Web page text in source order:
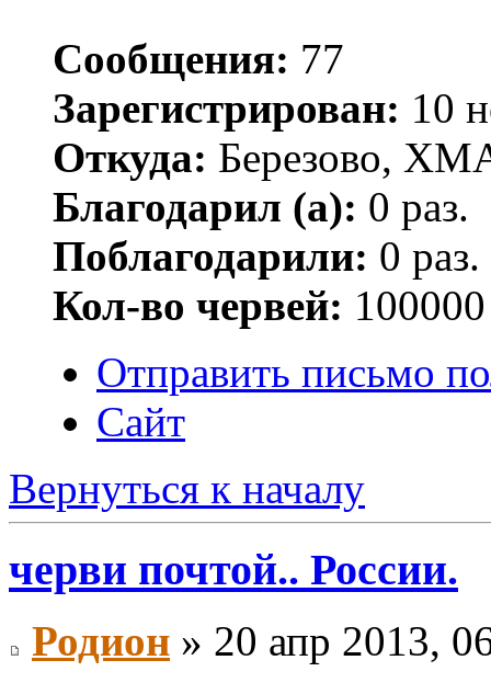
Сообщения: 77
Зарегистрирован: 10
Откуда: Березово,
Благодарил (а): 0 раз.
Поблагодарили: 0 раз.
Кол-во червей: 100000
Отправить письмо
Сайт
Вернуться к началу
черви почтой.. России.
Родион » 20 апр 2013,